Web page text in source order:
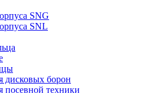
SNG
SNL
дисковых борон
посевной техники